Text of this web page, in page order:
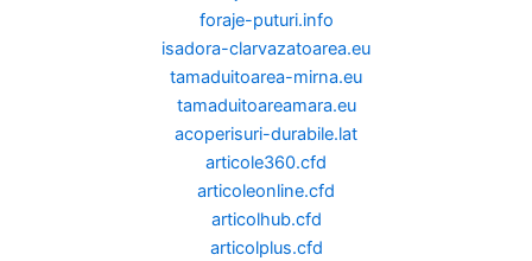
foraje-puturi.info
isadora-clarvazatoarea.eu
tamaduitoarea-mirna.eu
tamaduitoareamara.eu
acoperisuri-durabile.lat
articole360.cfd
articoleonline.cfd
articolhub.cfd
articolplus.cfd